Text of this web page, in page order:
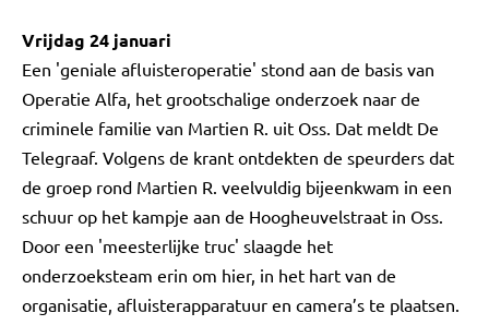
Vrijdag 24 januari
Een 'geniale afluisteroperatie' stond aan de basis van
Operatie Alfa, het grootschalige onderzoek naar de
criminele familie van Martien R. uit Oss. Dat meldt De
Telegraaf. Volgens de krant ontdekten de speurders dat
de groep rond Martien R. veelvuldig bijeenkwam in een
schuur op het kampje aan de Hoogheuvelstraat in Oss.
Door een 'meesterlijke truc' slaagde het
onderzoeksteam erin om hier, in het hart van de
organisatie, afluisterapparatuur en camera’s te plaatsen.